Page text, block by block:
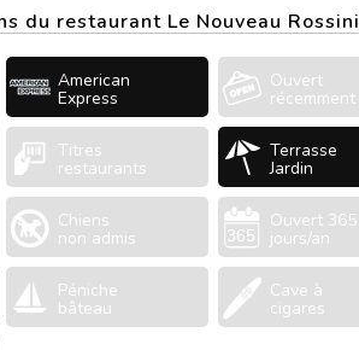
du restaurant Le Nouveau Rossini
American
Express
Ouvert
récemment
Titres
restaurants
Terrasse
Jardin
Chiens
non admis
Ouvert 365
jours/an
Péniche
bâteau
Cave à
cigares